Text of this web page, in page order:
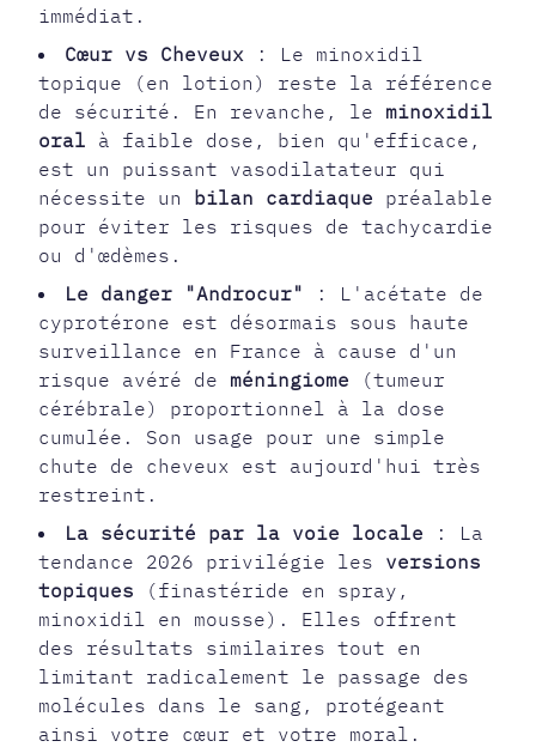
immédiat.
Cœur vs Cheveux : Le minoxidil
topique (en lotion) reste la référence
de sécurité. En revanche, le minoxidil
oral à faible dose, bien qu'efficace,
est un puissant vasodilatateur qui
nécessite un bilan cardiaque préalable
pour éviter les risques de tachycardie
ou d'œdèmes.
Le danger "Androcur" : L'acétate de
cyprotérone est désormais sous haute
surveillance en France à cause d'un
risque avéré de méningiome (tumeur
cérébrale) proportionnel à la dose
cumulée. Son usage pour une simple
chute de cheveux est aujourd'hui très
restreint.
La sécurité par la voie locale : La
tendance 2026 privilégie les versions
topiques (finastéride en spray,
minoxidil en mousse). Elles offrent
des résultats similaires tout en
limitant radicalement le passage des
molécules dans le sang, protégeant
ainsi votre cœur et votre moral.